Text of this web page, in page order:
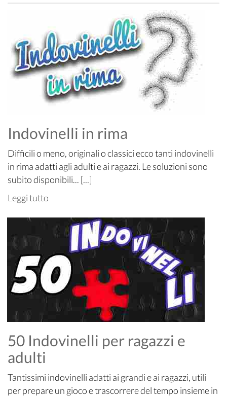
Indovinelli in rima
Difficili o meno, originali o classici ecco tanti indovinelli
in rima adatti agli adulti e ai ragazzi. Le soluzioni sono
subito disponibili... [...]
Leggi tutto
50 Indovinelli per ragazzi e
adulti
Tantissimi indovinelli adatti ai grandi e ai ragazzi, utili
per prepare un gioco e trascorrere del tempo insieme in